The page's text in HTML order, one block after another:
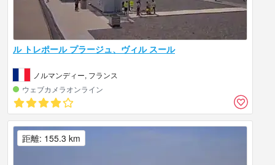
ル トレポール プラージュ、ヴィル スール
ノルマンディー, フランス
ウェブカメラオンライン
距離: 155.3 km